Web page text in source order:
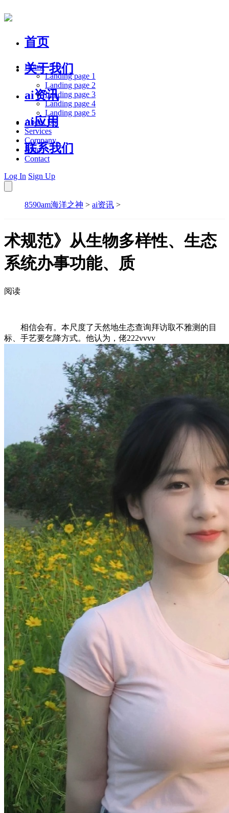
首页
关于我们
ai资讯
ai应用
联系我们
Home
Landing page 1
Landing page 2
Landing page 3
Landing page 4
Landing page 5
About Us
Services
Company
Blog
Contact
Log In Sign Up
8590am海洋之神 > ai资讯 >
术规范》从生物多样性、生态
系统办事功能、质
阅读
相信会有。本尺度了天然地生态查询拜访取不雅测的目
标、手艺要乞降方式。他认为，佬222vvvv